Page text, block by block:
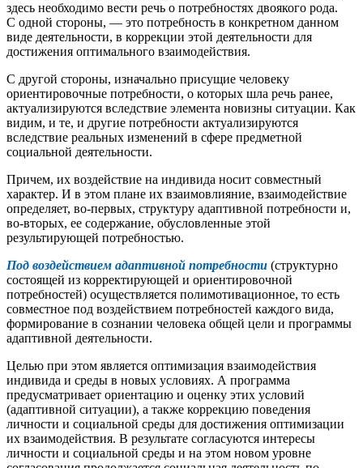
здесь необходимо вести речь о потребностях двоякого рода.
С одной стороны, — это потребность в конкретном данном
виде деятельности, в коррекции этой деятельности для
достижения оптимального взаимодействия.
С другой стороны, изначально присущие человеку
ориентировочные потребности, о которых шла речь ранее,
актуализируются вследствие элемента новизны ситуации. Как
видим, и те, и другие потребности актуализируются
вследствие реальных изменений в сфере предметной
социальной деятельности.
Причем, их воздействие на индивида носит совместный
характер. И в этом плане их взаимовлияние, взаимодействие
определяет, во-первых, структуру адаптивной потребности и,
во-вторых, ее содержание, обусловленные этой
результирующей потребностью.
Под воздействием адаптивной потребности (структурно
состоящей из корректирующей и ориентировочной
потребностей) осуществляется полимотивационное, то есть
совместное под воздействием потребностей каждого вида,
формирование в сознании человека общей цели и программы
адаптивной деятельности.
Целью при этом является оптимизация взаимодействия
индивида и среды в новых условиях. А программа
предусматривает ориентацию и оценку этих условий
(адаптивной ситуации), а также коррекцию поведения
личности и социальной среды для достижения оптимизации
их взаимодействия. В результате согласуются интересы
личности и социальной среды и на этом новом уровне